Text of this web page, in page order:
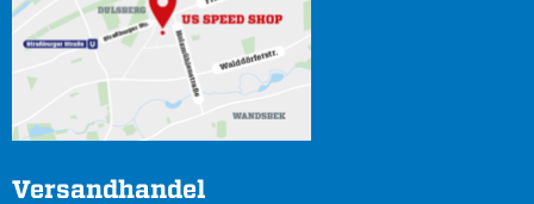
Versandhandel